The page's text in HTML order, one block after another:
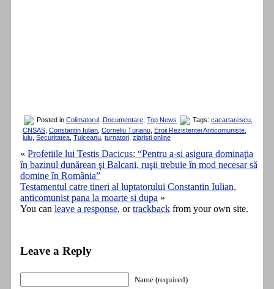
Posted in Colimatorul Documentare Top News Tags: cacartarescu
CNSAS Constantin Iulian Corneliu Turianu Eroii Rezistentei Anticomuniste
lulu Securitatea Tulceanu turnatori ziaristi online
« Profetiile lui Testis Dacicus: “Pentru a-si asigura dominaţia
în bazinul dunărean şi Balcani, ruşii trebuie în mod necesar să
domine în România”
Testamentul catre tineri al luptatorului Constantin Iulian,
anticomunist pana la moarte si dupa »
You can leave a response, ortrackback from your own site.
Leave a Reply
Name (required)